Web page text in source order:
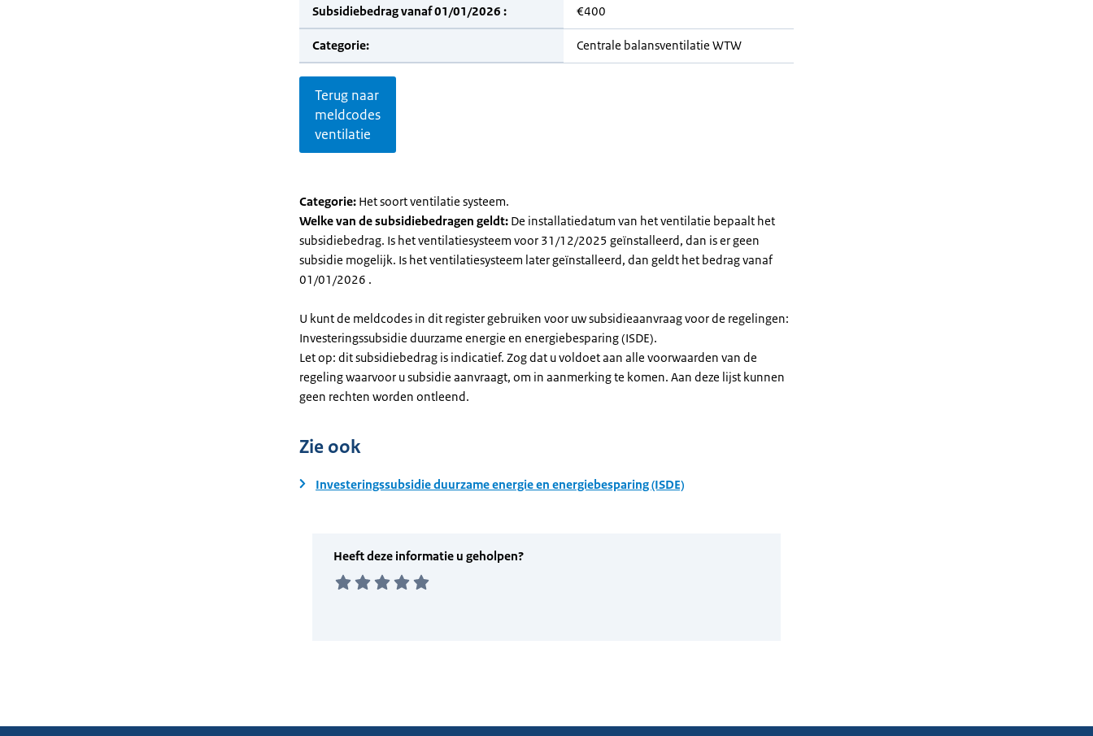
Subsidiebedrag vanaf 01/01/2026 : €400
Categorie: Centrale balansventilatie WTW
Terug naar
meldcodes
ventilatie
Categorie: Het soort ventilatie systeem.
Welke van de subsidiebedragen geldt: De installatiedatum van het ventilatie bepaalt het
subsidiebedrag. Is het ventilatiesysteem voor 31/12/2025 geïnstalleerd, dan is er geen
subsidie mogelijk. Is het ventilatiesysteem later geïnstalleerd, dan geldt het bedrag vanaf
01/01/2026 .
U kunt de meldcodes in dit register gebruiken voor uw subsidieaanvraag voor de regelingen:
Investeringssubsidie duurzame energie en energiebesparing (ISDE).
Let op: dit subsidiebedrag is indicatief. Zog dat u voldoet aan alle voorwaarden van de
regeling waarvoor u subsidie aanvraagt, om in aanmerking te komen. Aan deze lijst kunnen
geen rechten worden ontleend.
Zie ook
Investeringssubsidie duurzame energie en energiebesparing (ISDE)